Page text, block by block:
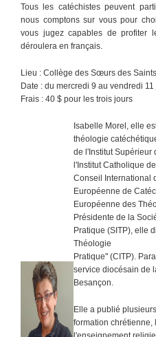
Tous les catéchistes peuvent
nous comptons sur vous pour
vous jugez capables de profiter
déroulera en français.
Lieu : Collège des Sœurs des
Date : du mercredi 9 au vendredi
Frais : 40 $ pour les trois jours
Isabelle Morel, elle
théologie
de l'Institut Supérieur
l'Institut Catholique
Conseil International
Européenne de
Européenne des
Présidente de la
Pratique (SITP), elle
Théologie
Pratique" (CITP).
service diocésain de
Besançon.
Elle a publié
formation chrétienne,